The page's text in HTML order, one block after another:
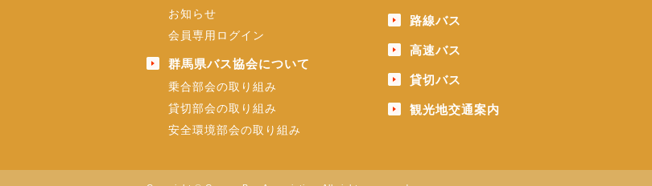
お知らせ
会員専用ログイン
群馬県バス協会について
乗合部会の取り組み
貸切部会の取り組み
安全環境部会の取り組み
路線バス
高速バス
貸切バス
観光地交通案内